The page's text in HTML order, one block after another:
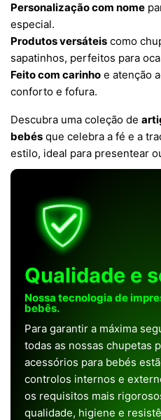
Personalização com nome
especial.
Produtos versáteis como
sapatinhos, perfeitos para
Feito com carinho e atenção
conforto e fofura.
Descubra uma coleção de
bebés que celebra a fé e a
estilo, ideal para presentear
Qualidade e
Nossa tecnologia de
bebês.
Para garantir a máxima
todas as nossas chupetas
acessórios para bebés
controlos internos e
os requisitos mais
qualidade, higiene e